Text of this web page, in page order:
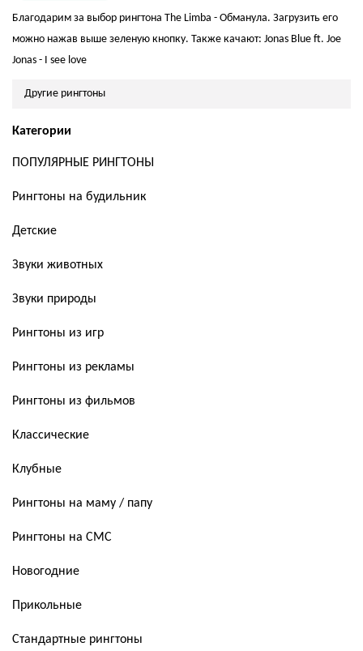
Благодарим за выбор рингтона The Limba - Обманула. Загрузить его
можно нажав выше зеленую кнопку. Также качают: Jonas Blue ft. Joe
Jonas - I see love
Другие рингтоны
Категории
ПОПУЛЯРНЫЕ РИНГТОНЫ
Рингтоны на будильник
Детские
Звуки животных
Звуки природы
Рингтоны из игр
Рингтоны из рекламы
Рингтоны из фильмов
Классические
Клубные
Рингтоны на маму / папу
Рингтоны на СМС
Новогодние
Прикольные
Стандартные рингтоны